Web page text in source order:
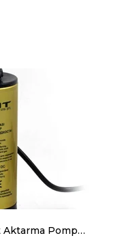
Kent 24 Volt Mazot Aktarma Pompası, Sintine Pompası 42 mm Dış Çap